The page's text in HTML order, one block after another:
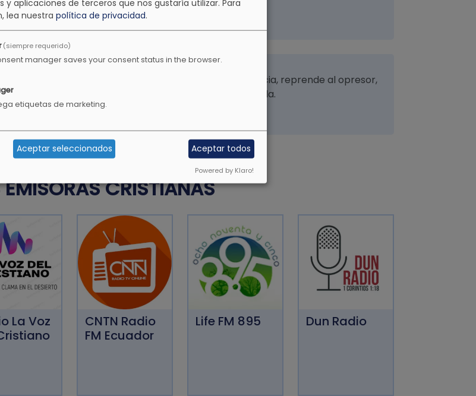
Job 28:28
con ella.
Aprende a hacer el bien, busca la justicia, reprende al opresor,
defiende al huérfano, aboga por la viuda.
CRISTIANAS
La Voz
CNTN Radio
FM Ecuador
Life FM 895 Dun Radio
y aplicaciones de terceros que nos gustaría utilizar. Para
lea nuestra política de privacidad.
(siempre requerido)
manager saves your consent status in the browser.
etiquetas de marketing.
Aceptar seleccionados Aceptar todos
Powered by Klaro!